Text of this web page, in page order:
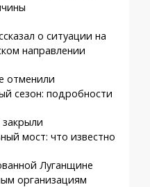
о ситуации на
направлении
отменили
сезон: подробности
закрыли
мост: что известно
Луганщине
организациям